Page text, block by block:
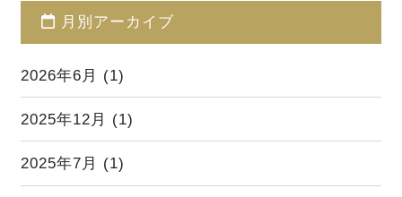
月別アーカイブ
2026年6月 (1)
2025年12月 (1)
2025年7月 (1)